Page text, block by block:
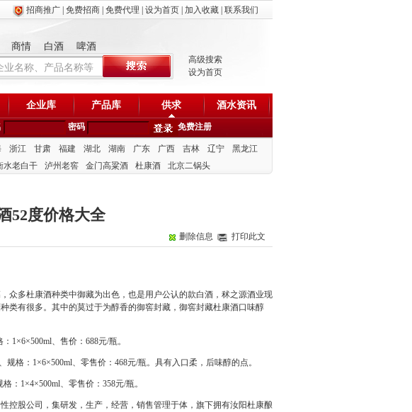
招商推广 免费招商 免费代理 设为首页 加入收藏 联系我们
商情 白酒 啤酒
高级搜索
设为首页
企业库 产品库 供求 酒水资讯
密码 免费注册
浙江 甘肃 福建 湖北 湖南 广东 广西 吉林 辽宁
黑龙江
水老白干 泸州老窖 金门高粱酒 杜康酒 北京二锅头
52度价格大全
删除信息 打印此文
多杜康酒种类中御藏为出色，也是用户公认的款白酒，秫之源酒业现
类有很多。其中的莫过于为醇香的御窖封藏，御窖封藏杜康酒口味醇
1×6×500ml、售价： 688元/瓶。
规格： 1×6×500ml、零售价： 468元/瓶。具有入口柔，后味醇的点。
格： 1×4×500ml、零售价： 358元/瓶。
股公司，集研发，生产，经营，销售管理于体，旗下拥有汝阳杜康酿